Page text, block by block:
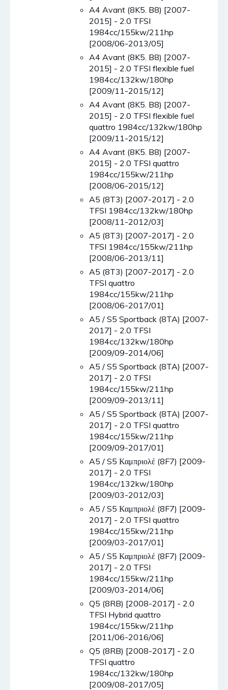
A4 Avant (8K5. B8) [2007-
2015] - 2.0 TFSI
1984cc/155kw/211hp
[2008/06-2013/05]
A4 Avant (8K5. B8) [2007-
2015] - 2.0 TFSI flexible fuel
1984cc/132kw/180hp
[2009/11-2015/12]
A4 Avant (8K5. B8) [2007-
2015] - 2.0 TFSI flexible fuel
quattro 1984cc/132kw/180hp
[2009/11-2015/12]
A4 Avant (8K5. B8) [2007-
2015] - 2.0 TFSI quattro
1984cc/155kw/211hp
[2008/06-2015/12]
A5 (8T3) [2007-2017] - 2.0
TFSI 1984cc/132kw/180hp
[2008/11-2012/03]
A5 (8T3) [2007-2017] - 2.0
TFSI 1984cc/155kw/211hp
[2008/06-2013/11]
A5 (8T3) [2007-2017] - 2.0
TFSI quattro
1984cc/155kw/211hp
[2008/06-2017/01]
A5 / S5 Sportback (8TA) [2007-
2017] - 2.0 TFSI
1984cc/132kw/180hp
[2009/09-2014/06]
A5 / S5 Sportback (8TA) [2007-
2017] - 2.0 TFSI
1984cc/155kw/211hp
[2009/09-2013/11]
A5 / S5 Sportback (8TA) [2007-
2017] - 2.0 TFSI quattro
1984cc/155kw/211hp
[2009/09-2017/01]
A5 / S5 Καμπριολέ (8F7) [2009-
2017] - 2.0 TFSI
1984cc/132kw/180hp
[2009/03-2012/03]
A5 / S5 Καμπριολέ (8F7) [2009-
2017] - 2.0 TFSI quattro
1984cc/155kw/211hp
[2009/03-2017/01]
A5 / S5 Καμπριολέ (8F7) [2009-
2017] - 2.0 TFSI
1984cc/155kw/211hp
[2009/03-2014/06]
Q5 (8RB) [2008-2017] - 2.0
TFSI Hybrid quattro
1984cc/155kw/211hp
[2011/06-2016/06]
Q5 (8RB) [2008-2017] - 2.0
TFSI quattro
1984cc/132kw/180hp
[2009/08-2017/05]